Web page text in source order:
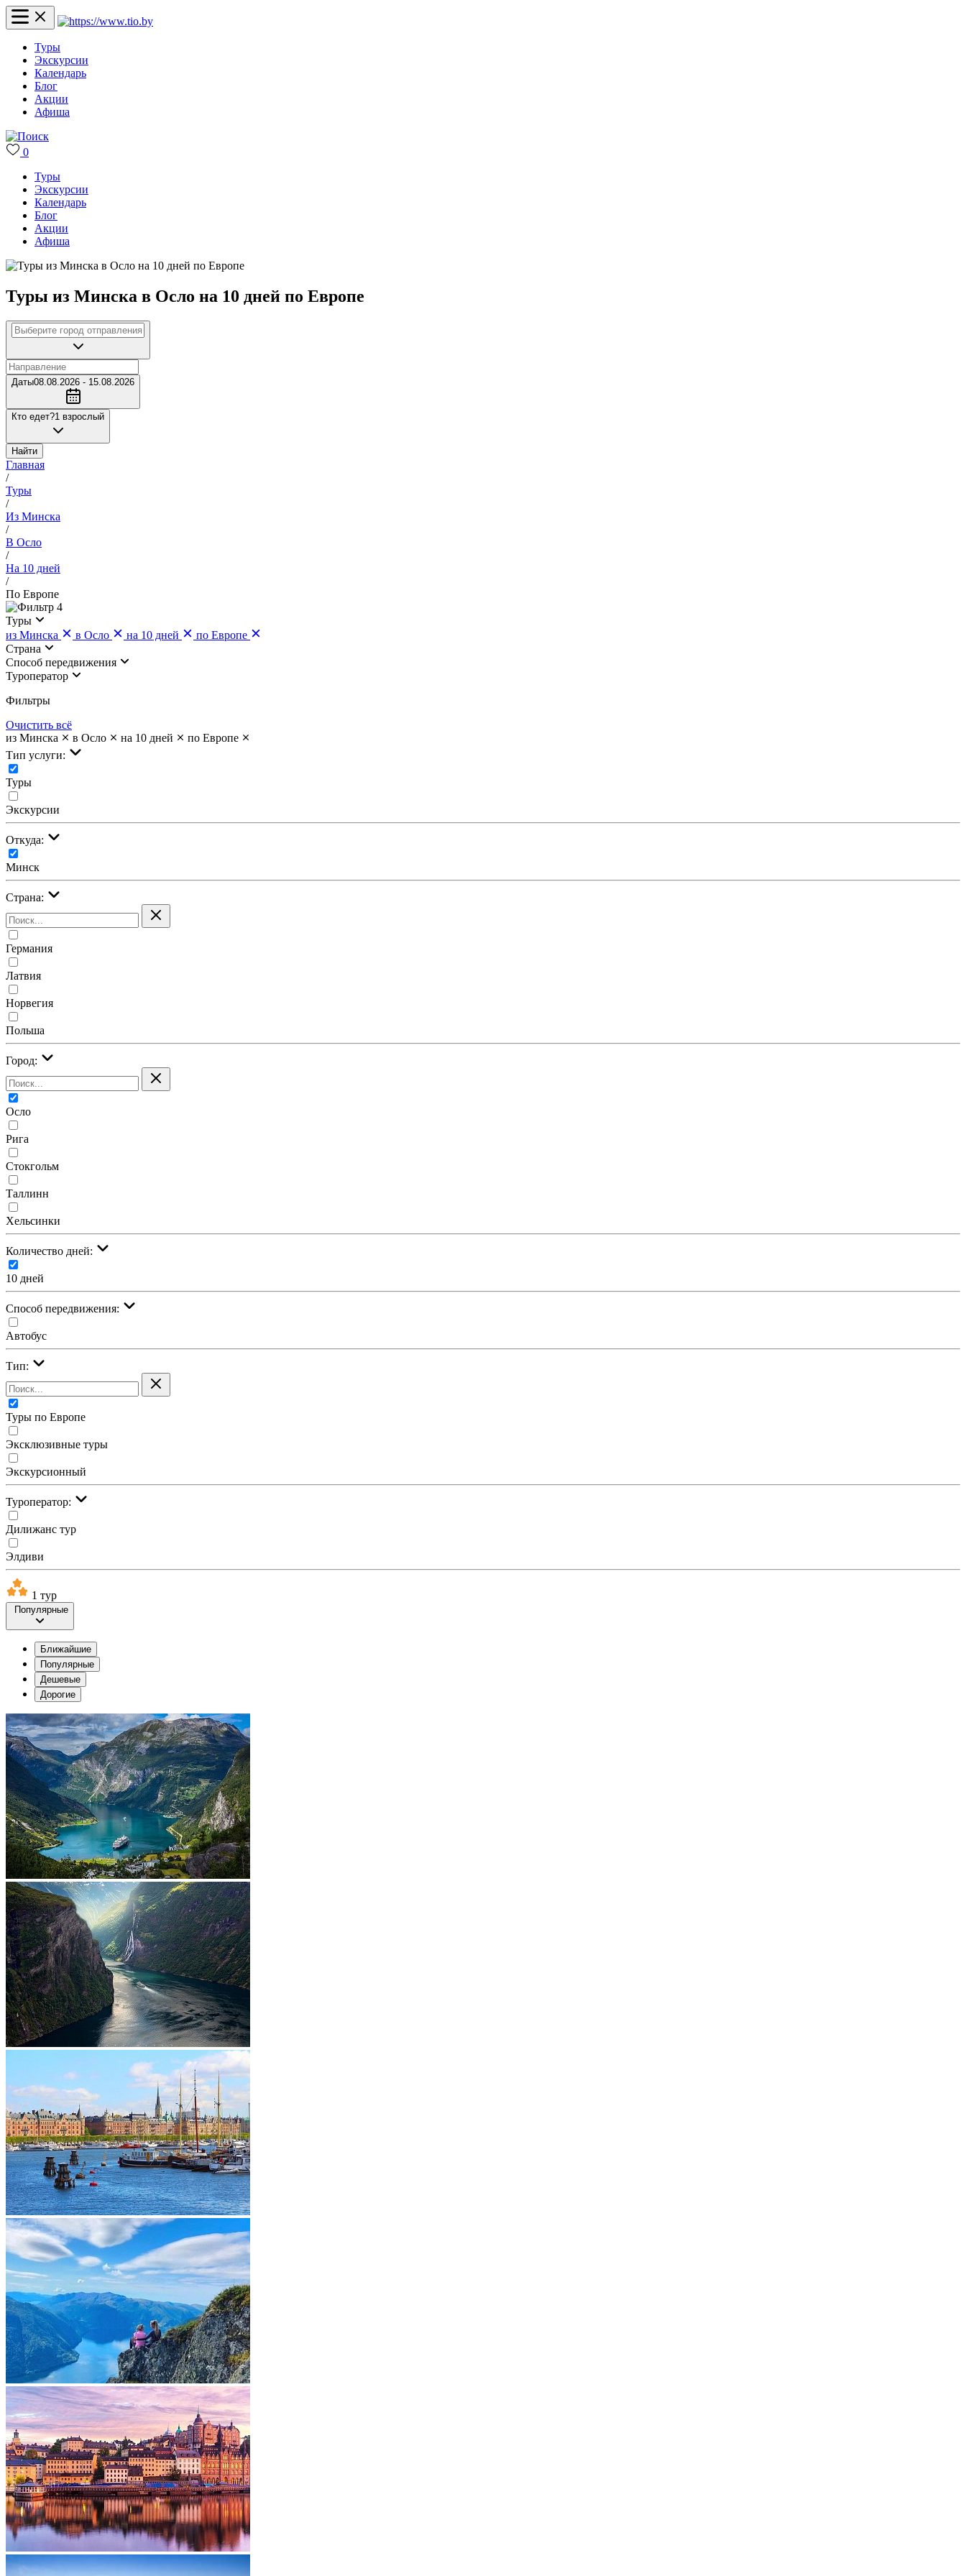
Туры
Экскурсии
Календарь
Блог
Акции
Афиша
0
Туры
Экскурсии
Календарь
Блог
Акции
Афиша
Туры из Минска в Осло на 10 дней по Европе
Даты08.08.2026 - 15.08.2026
Кто едет?1 взрослый
Найти
Главная
/
Туры
/
Из Минска
/
В Осло
/
На 10 дней
/
По Европе
4
Туры
из Минска
в Осло на 10 дней
по Европе
Страна
Cпособ передвижения
Туроператор
Фильтры
Очистить всё
из Минска
в Осло на 10 дней
по Европе
Тип услуги:
Туры
Экскурсии
Откуда:
Минск
Страна:
Германия
Латвия
Норвегия
Польша
Город:
Осло
Рига
Стокгольм
Таллинн
Хельсинки
Количество дней:
10 дней
Cпособ передвижения:
Автобус
Тип:
Туры по Европе
Эксклюзивные туры
Экскурсионный
Туроператор:
Дилижанс тур
Элдиви
1 тур
Популярные
Ближайшие
Популярные
Дешевые
Дорогие